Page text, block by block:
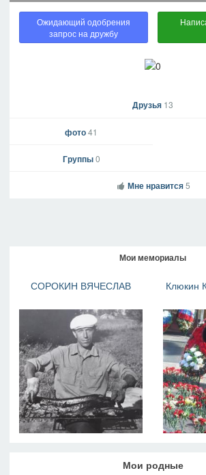
Ожидающий одобрения
запрос на дружбу
Друзья 13
фото41
Группы0
Мне нравится 5
Мои мемориалы
СОРОКИН ВЯЧЕСЛАВ Клюкин
Мои родные